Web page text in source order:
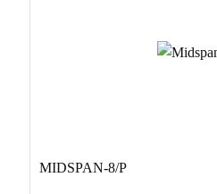
MIDSPAN-8/P